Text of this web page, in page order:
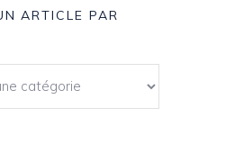
ARTICLE PAR